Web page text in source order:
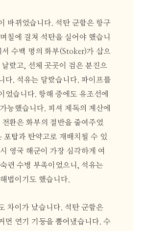
바뀌었습니다. 석탄 군함은 항구
칠에 걸쳐 석탄을 실어야 했습니
서 수백 명의 화부(Stoker)가 삽으
랐고, 선체 곳곳이 검은 분진으
다. 석유는 달랐습니다. 파이프를
었습니다. 항해 중에도 유조선에
능했습니다. 피셔 제독의 계산에
환은 화부의 절반을 줄여주었
포탑과 탄약고로 재배치될 수 있
영국 해군이 가장 심각하게 여
련 수병 부족이었으니, 석유는
법이기도 했습니다.
차이가 났습니다. 석탄 군함은
먼 연기 기둥을 뿜어냈습니다. 수